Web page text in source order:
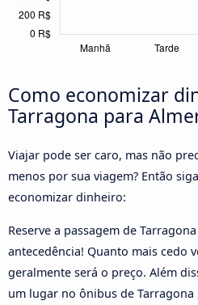
Como economizar
Tarragona para
Viajar pode ser caro, mas não
menos por sua viagem? Então
economizar dinheiro:
Reserve a passagem de
antecedência! Quanto mais cedo
geralmente será o preço. Além
um lugar no ônibus de Tarragona